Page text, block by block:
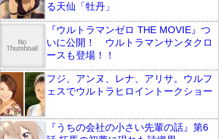
る天仙「牡丹」
『ウルトラマンゼロ THE MOVIE』つ
いに公開！ ウルトラマンサンタクロ
ースも登場！！
フジ、アンヌ、レナ、アリサ。ウルフ
ェスでウルトラヒロイントークショー
『うちの会社の小さい先輩の話』第6